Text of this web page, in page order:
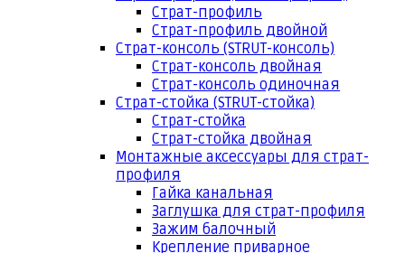
Страт-профиль
Страт-профиль двойной
Страт-консоль (STRUT-консоль)
Страт-консоль двойная
Страт-консоль одиночная
Страт-стойка (STRUT-стойка)
Страт-стойка
Страт-стойка двойная
Монтажные аксессуары для страт-
профиля
Гайка канальная
Заглушка для страт-профиля
Зажим балочный
Крепление приварное